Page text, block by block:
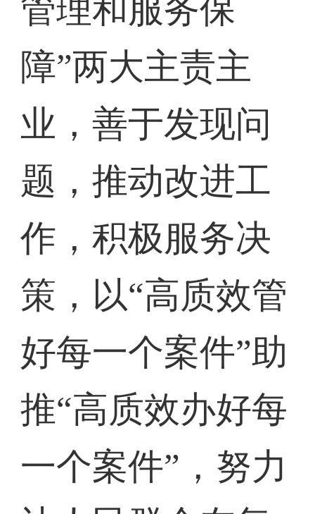
管理和服务保
障”两大主责主
业，善于发现问
题，推动改进工
作，积极服务决
策，以“高质效管
好每一个案件”助
推“高质效办好每
一个案件”，努力